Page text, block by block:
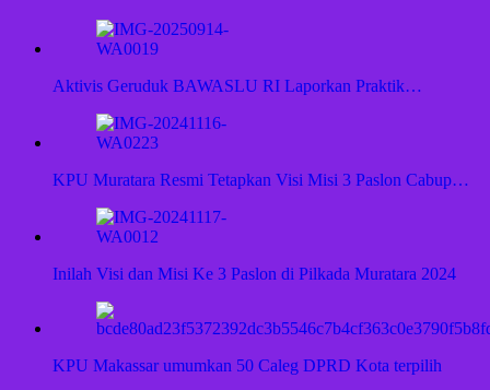
Aktivis Geruduk BAWASLU RI Laporkan Praktik…
KPU Muratara Resmi Tetapkan Visi Misi 3 Paslon Cabup…
Inilah Visi dan Misi Ke 3 Paslon di Pilkada Muratara 2024
KPU Makassar umumkan 50 Caleg DPRD Kota terpilih